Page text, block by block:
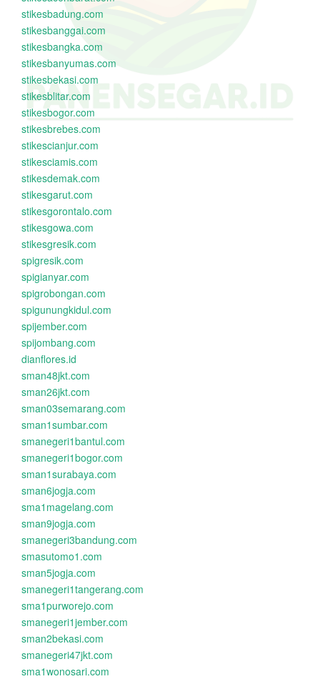
stikesbadung.com
stikesbanggai.com
stikesbangka.com
stikesbanyumas.com
stikesbekasi.com
stikesblitar.com
stikesbogor.com
stikesbrebes.com
stikescianjur.com
stikesciamis.com
stikesdemak.com
stikesgarut.com
stikesgorontalo.com
stikesgowa.com
stikesgresik.com
spigresik.com
spigianyar.com
spigrobongan.com
spigunungkidul.com
spijember.com
spijombang.com
dianflores.id
sman48jkt.com
sman26jkt.com
sman03semarang.com
sman1sumbar.com
smanegeri1bantul.com
smanegeri1bogor.com
sman1surabaya.com
sman6jogja.com
sma1magelang.com
sman9jogja.com
smanegeri3bandung.com
smasutomo1.com
sman5jogja.com
smanegeri1tangerang.com
sma1purworejo.com
smanegeri1jember.com
sman2bekasi.com
smanegeri47jkt.com
sma1wonosari.com